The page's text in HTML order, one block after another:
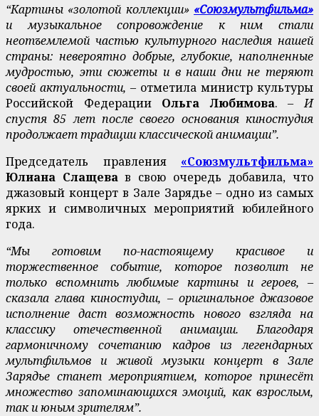
“Картины «золотой коллекции» «Союзмультфильма»
и музыкальное сопровождение к ним стали
неотъемлемой частью культурного наследия нашей
страны: невероятно добрые, глубокие, наполненные
мудростью, эти сюжеты и в наши дни не теряют
своей актуальности, – отметила министр культуры
Российской Федерации Ольга Любимова.– И
спустя 85 лет после своего основания киностудия
продолжает традиции классической анимации”.
Председатель правления «Союзмультфильма»
Юлиана Слащевав свою очередь добавила, что
джазовый концерт в Зале Зарядье – одно из самых
ярких и символичных мероприятий юбилейного
года.
“Мы готовим по-настоящему красивое и
торжественное событие, которое позволит не
только вспомнить любимые картины и героев, –
сказала глава киностудии, – оригинальное джазовое
исполнение даст возможность нового взгляда на
классику отечественной анимации. Благодаря
гармоничному сочетанию кадров из легендарных
мультфильмов и живой музыки концерт в Зале
Зарядье станет мероприятием, которое принесёт
множество запоминающихся эмоций, как взрослым,
так и юным зрителям”.